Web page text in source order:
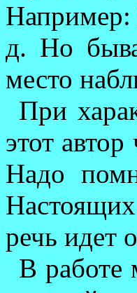
Например:
д. Но
место
При
этот
Надо
речь идет
В работе